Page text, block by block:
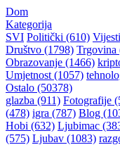
Dom
Kategorija
SVI Politički (610)
Društvo (1798) Trgovina
Obrazovanje (1466)
Umjetnost (1057)
Ostalo (50378)
glazba (911) Fotografije
(478) igra (787) Blog
Hobi (632) Ljubimac
(575) Ljubav (1083)